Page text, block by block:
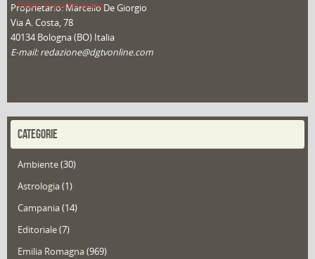
Video in primo piano
Proprietario: Marcello De Giorgio
Via A. Costa, 78
40134 Bologna (BO) Italia
E-mail: redazione@dgtvonline.com
CATEGORIE
Ambiente(30)
Astrologia(1)
Campania(14)
Editoriale(7)
Emilia Romagna(969)